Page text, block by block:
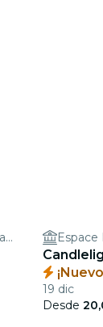
Lancer de Hache Nantes - Les Frères Jacks Espace
19 dic
Desde